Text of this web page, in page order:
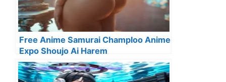
Free Anime Samurai Champloo Anime
Expo Shoujo Ai Harem